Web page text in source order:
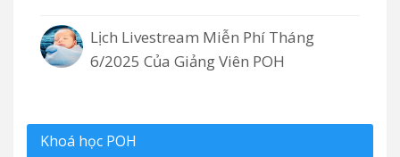
Lịch Livestream Miễn Phí Tháng
6/2025 Của Giảng Viên POH
Khoá học POH